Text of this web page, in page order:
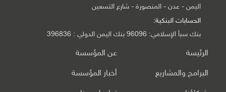
اليمن - عدن - المنصورة - شارع التسعين
الحسابات البنكية:
بنك سبأ الإسلامي: 96096 بنك اليمن الدولي : 396836
الرئيسة عن المؤسسة
البرامج والمشاريع أخبار المؤسسة